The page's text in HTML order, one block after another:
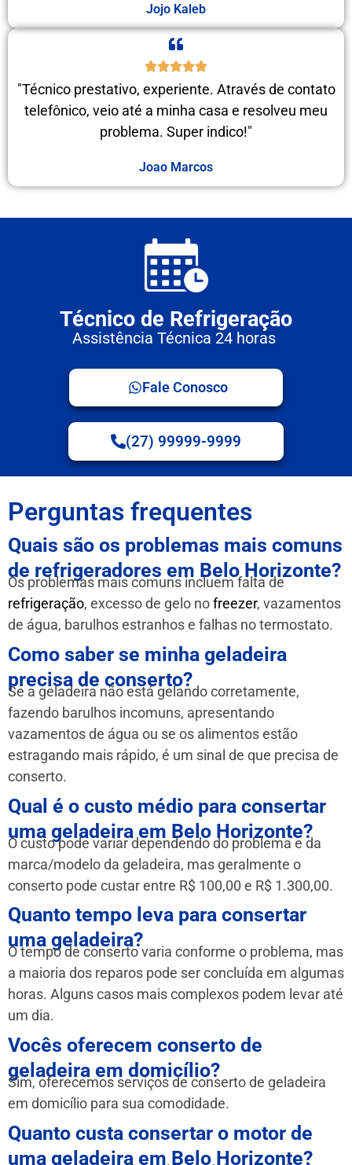
Jojo Kaleb
"Técnico prestativo, experiente. Através de contato
telefônico, veio até a minha casa e resolveu meu
problema. Super indico!"
Joao Marcos
Técnico de Refrigeração
Assistência Técnica 24 horas
Fale Conosco
(27) 99999-9999
Perguntas frequentes
Quais são os problemas mais comuns
de refrigeradores em Belo Horizonte?
Os problemas mais comuns incluem falta de
refrigeração, excesso de gelo nofreezer, vazamentos
de água, barulhos estranhos e falhas no termostato.
Como saber se minha geladeira
precisa de conserto?
Se a geladeira não está gelando corretamente,
fazendo barulhos incomuns, apresentando
vazamentos de água ou se os alimentos estão
estragando mais rápido, é um sinal de que precisa de
conserto.
Qual é o custo médio para consertar
uma geladeira em Belo Horizonte?
O custo pode variar dependendo do problema e da
marca/modelo da geladeira, mas geralmente o
conserto pode custar entre R$ 100,00 e R$ 1.300,00.
Quanto tempo leva para consertar
uma geladeira?
O tempo de conserto varia conforme o problema, mas
a maioria dos reparos pode ser concluída em algumas
horas. Alguns casos mais complexos podem levar até
um dia.
Vocês oferecem conserto de
geladeira em domicílio?
Sim, oferecemos serviços de conserto de geladeira
em domicílio para sua comodidade.
Quanto custa consertar o motor de
uma geladeira em Belo Horizonte?